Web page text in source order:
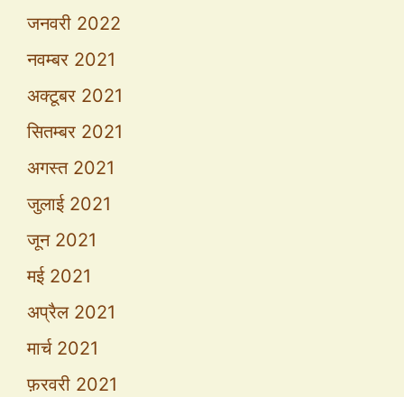
जनवरी 2022
नवम्बर 2021
अक्टूबर 2021
सितम्बर 2021
अगस्त 2021
जुलाई 2021
जून 2021
मई 2021
अप्रैल 2021
मार्च 2021
फ़रवरी 2021